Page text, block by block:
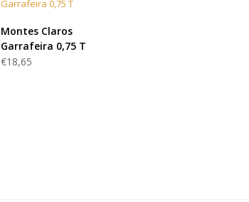
LER MAIS
Montes Claros
Garrafeira 0,75 T
€18,65